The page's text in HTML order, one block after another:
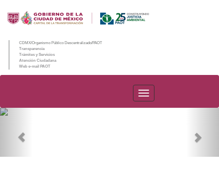
CDMX/Organismo Público Descentralizado/PAOT
Transparencia
Trámites y Servicios
Atención Ciudadana
Web e-mail PAOT
PAOT